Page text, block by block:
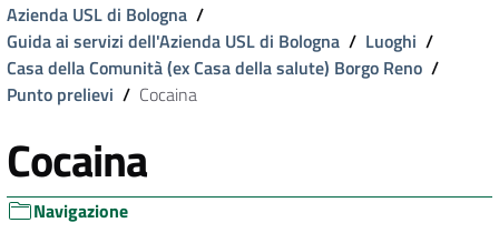
Azienda USL di Bologna /
Guida ai servizi dell'Azienda USL di Bologna / Luoghi /
Casa della Comunità (ex Casa della salute) Borgo Reno /
Punto prelievi / Cocaina
Cocaina
Navigazione